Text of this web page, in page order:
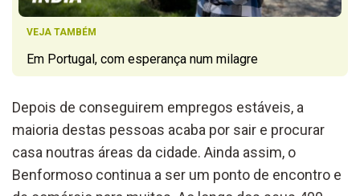
VEJA TAMBÉM
Em Portugal, com esperança num milagre
Depois de conseguirem empregos estáveis, a
maioria destas pessoas acaba por sair e procurar
casa noutras áreas da cidade. Ainda assim, o
Benformoso continua a ser um ponto de encontro e